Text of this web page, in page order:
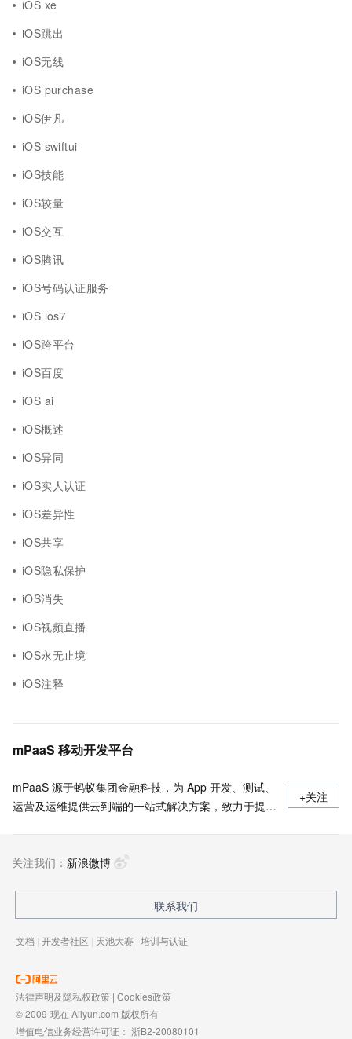
iOS xe
iOS跳出
iOS无线
iOS purchase
iOS伊凡
iOS swiftui
iOS技能
iOS较量
iOS交互
iOS腾讯
iOS号码认证服务
iOS ios7
iOS跨平台
iOS百度
iOS ai
iOS概述
iOS异同
iOS实人认证
iOS差异性
iOS共享
iOS隐私保护
iOS消失
iOS视频直播
iOS永无止境
iOS注释
mPaaS 移动开发平台
mPaaS 源于蚂蚁集团金融科技，为 App 开发、测试、
运营及运维提供云到端的一站式解决方案，致力于提供
https://www.aliyun.com/product/mobilepaas/mpaas
+关注
关注我们： 新浪微博
联系我们
文档 | 开发者社区 | 天池大赛 | 培训与认证
法律声明及隐私权政策 | Cookies政策
© 2009-现在 Aliyun.com 版权所有
增值电信业务经营许可证： 浙B2-20080101